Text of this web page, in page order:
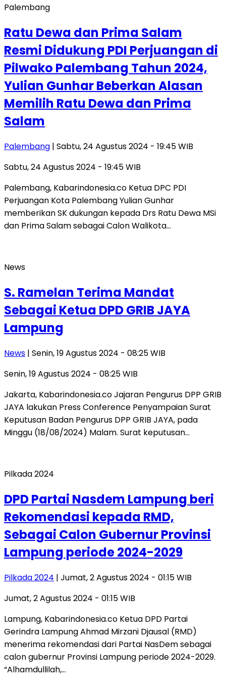
Palembang
Ratu Dewa dan Prima Salam
Resmi Didukung PDI Perjuangan di
Pilwako Palembang Tahun 2024,
Yulian Gunhar Beberkan Alasan
Memilih Ratu Dewa dan Prima
Salam
Palembang | Sabtu, 24 Agustus 2024 - 19:45 WIB
Sabtu, 24 Agustus 2024 - 19:45 WIB
Palembang, Kabarindonesia.co Ketua DPC PDI
Perjuangan Kota Palembang Yulian Gunhar
memberikan SK dukungan kepada Drs Ratu Dewa MSi
dan Prima Salam sebagai Calon Walikota…
News
S. Ramelan Terima Mandat
Sebagai Ketua DPD GRIB JAYA
Lampung
News | Senin, 19 Agustus 2024 - 08:25 WIB
Senin, 19 Agustus 2024 - 08:25 WIB
Jakarta, Kabarindonesia.co Jajaran Pengurus DPP GRIB
JAYA lakukan Press Conference Penyampaian Surat
Keputusan Badan Pengurus DPP GRIB JAYA, pada
Minggu (18/08/2024) Malam. Surat keputusan…
Pilkada 2024
DPD Partai Nasdem Lampung beri
Rekomendasi kepada RMD,
Sebagai Calon Gubernur Provinsi
Lampung periode 2024-2029
Pilkada 2024 | Jumat, 2 Agustus 2024 - 01:15 WIB
Jumat, 2 Agustus 2024 - 01:15 WIB
Lampung, Kabarindonesia.co Ketua DPD Partai
Gerindra Lampung Ahmad Mirzani Djausal (RMD)
menerima rekomendasi dari Partai NasDem sebagai
calon gubernur Provinsi Lampung periode 2024-2029.
“Alhamdullilah,…